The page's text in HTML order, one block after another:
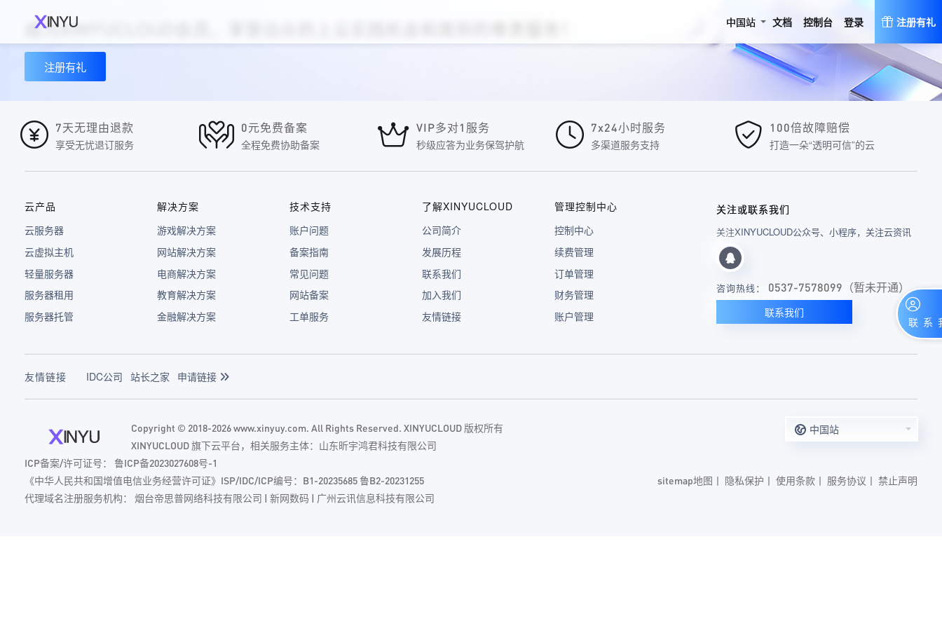
中国站 文档 控制台 登录 注册有礼
成为XINYUCLOUD会员，享受出众的上云实践机会和周到的尊贵服务！
注册有礼
7天无理由退款
享受无忧退订服务
0元免费备案
全程免费协助备案
VIP多对1服务
秒级应答为业务保驾护航
7x24小时服务
多渠道服务支持
100倍故障赔偿
打造一朵“透明可信”的云
云产品
云服务器
云虚拟主机
轻量服务器
服务器租用
服务器托管
解决方案
游戏解决方案
网站解决方案
电商解决方案
教育解决方案
金融解决方案
技术支持
账户问题
备案指南
常见问题
网站备案
工单服务
了解XINYUCLOUD
公司简介
发展历程
联系我们
加入我们
友情链接
管理控制中心
控制中心
续费管理
订单管理
财务管理
账户管理
关注或联系我们
关注XINYUCLOUD公众号、小程序，关注云资讯
咨询热线： 0537-7578099（暂未开通）
联系我们
友情链接 IDC公司 站长之家 申请链接
Copyright © 2018-2026 www.xinyuy.com. All Rights Reserved. XINYUCLOUD 版权所有
XINYUCLOUD 旗下云平台，相关服务主体：山东昕宇鸿君科技有限公司
中国站
ICP备案/许可证号： 鲁ICP备2023027608号-1
《中华人民共和国增值电信业务经营许可证》ISP/IDC/ICP编号：B1-20235685 鲁B2-20231255
代理域名注册服务机构： 烟台帝思普网络科技有限公司 | 新网数码 | 广州云讯信息科技有限公司
sitemap地图 丨 隐私保护 丨 使用条款 丨 服务协议 丨 禁止声明